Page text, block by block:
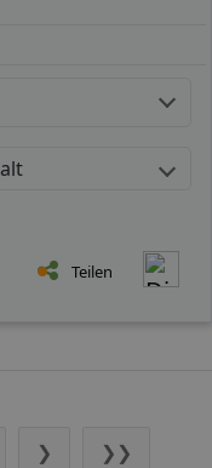
Teilen
❯ ❯❯